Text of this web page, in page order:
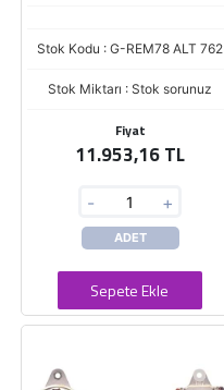
Stok Kodu : G-REM78 ALT 762
Stok Miktarı : Stok sorunuz
Fiyat
11.953,16 TL
- +
ADET
Sepete Ekle